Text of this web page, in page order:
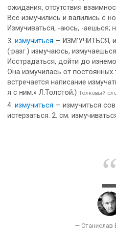
ожидания, отсутствия
Все измучились и валились с
Измучиваться, -аюсь, -аешься;
измучиться — ИЗМ’УЧИТЬСЯ,
(·разг.) измучаюсь,
Исстрадаться, дойти до
Она измучилась от постоянных
встречается написание
я с ним.» Л.Толстой.) Толковый
измучиться — измучиться
истерзаться. 2. см.